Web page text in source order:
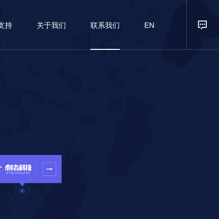
持 关于我们 联系我们 EN